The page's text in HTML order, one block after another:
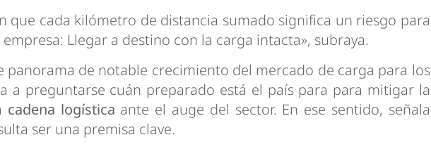
que cada kilómetro de distancia sumado significa un riesgo para
Llegar a destino con la carga intacta», subraya.
panorama de notable crecimiento del mercado de carga para los
a preguntarse cuán preparado está el país para para mitigar la
cadena logística ante el auge del sector. En ese sentido, señala
ser una premisa clave.